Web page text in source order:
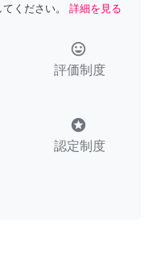
ください。
詳細を見る
tag_faces
評価制度
stars
認定制度